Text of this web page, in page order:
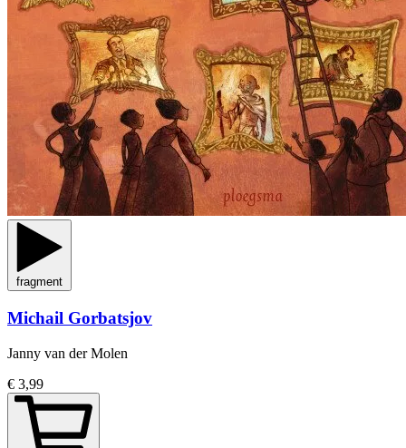
fragment
Michail Gorbatsjov
Janny van der Molen
€ 3,99